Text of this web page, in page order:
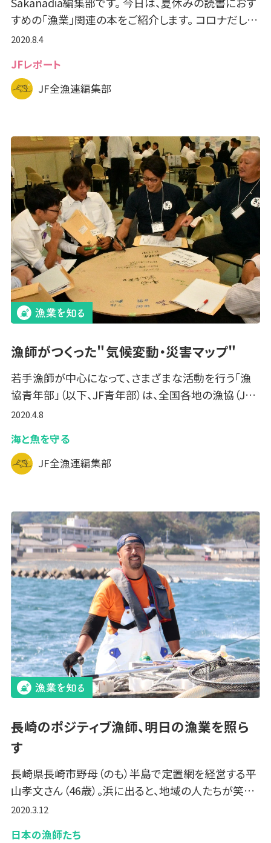
すめの「漁業」関連の本をご紹介します。 コロナだし…
2020.8.4
JFレポート
JF全漁連編集部
漁師がつくった＂気候変動・災害マップ＂
若手漁師が中心になって、さまざまな活動を行う「漁
協青年部」（以下、JF青年部）は、全国各地の漁協（J…
2020.4.8
海と魚を守る
JF全漁連編集部
長崎のポジティブ漁師、明日の漁業を照ら
す
長崎県長崎市野母（のも）半島で定置網を経営する平
山孝文さん（46歳）。浜に出ると、地域の人たちが笑…
2020.3.12
日本の漁師たち